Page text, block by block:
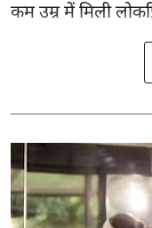
कम उम्र में मिली